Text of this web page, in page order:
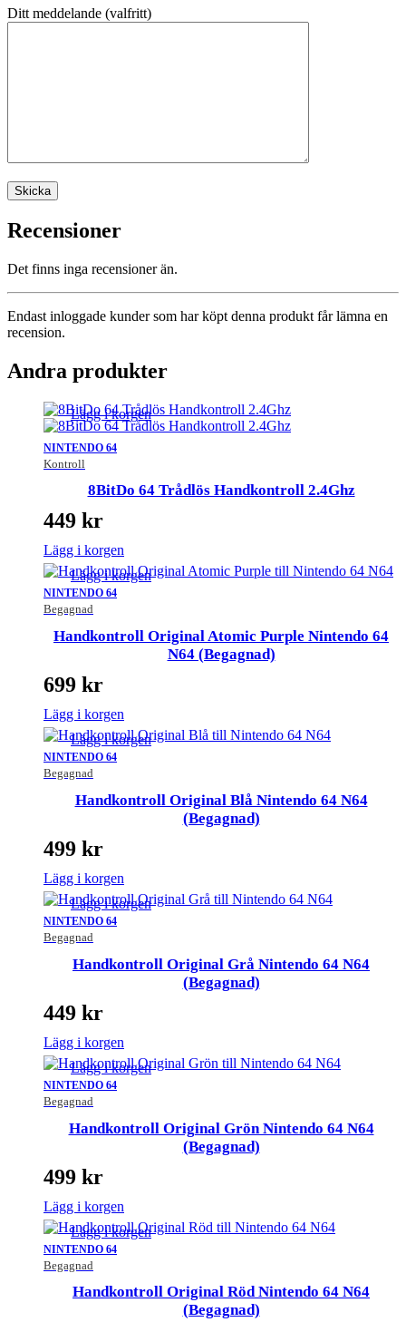
Ditt meddelande (valfritt)
Recensioner
Det finns inga recensioner än.
Endast inloggade kunder som har köpt denna produkt får lämna en
recension.
Andra produkter
NINTENDO 64
Kontroll
Lägg i korgen
8BitDo 64 Trådlös Handkontroll 2.4Ghz
449 kr
Lägg i korgen
NINTENDO 64
Begagnad
Lägg i korgen
Handkontroll Original Atomic Purple Nintendo 64
N64 (Begagnad)
699 kr
Lägg i korgen
NINTENDO 64
Begagnad
Lägg i korgen
Handkontroll Original Blå Nintendo 64 N64
(Begagnad)
499 kr
Lägg i korgen
NINTENDO 64
Begagnad
Lägg i korgen
Handkontroll Original Grå Nintendo 64 N64
(Begagnad)
449 kr
Lägg i korgen
NINTENDO 64
Begagnad
Lägg i korgen
Handkontroll Original Grön Nintendo 64 N64
(Begagnad)
499 kr
Lägg i korgen
NINTENDO 64
Begagnad
Lägg i korgen
Handkontroll Original Röd Nintendo 64 N64
(Begagnad)